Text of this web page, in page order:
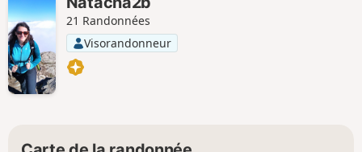
21 Randonnées
Visorandonneur